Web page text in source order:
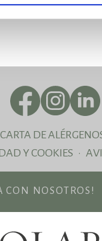
CARTA DE
Y COOKIES ·
CON NOSOTROS!